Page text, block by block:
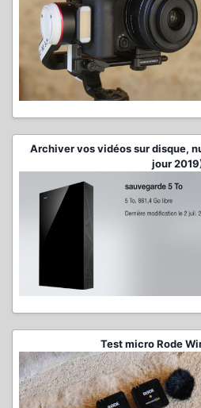
Archiver vos vidéos sur disque,
jour
Test micro Rode